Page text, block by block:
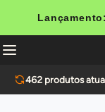
462 produtos